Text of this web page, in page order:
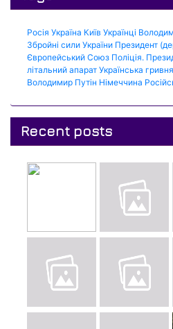
Росія Україна Київ Українці
Збройні сили України Президент
Європейський Союз Поліція.
літальний апарат Українська гривня
Володимир Путін Німеччина
Recent posts